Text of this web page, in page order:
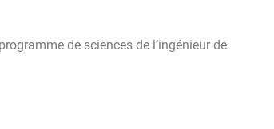
de sciences de l’ingénieur de